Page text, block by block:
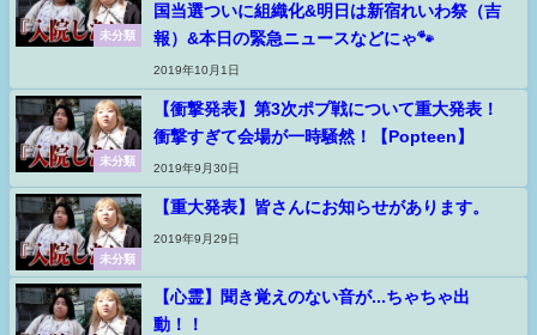
未分類
国当選ついに組織化&明日は新宿れいわ祭（吉
報）&本日の緊急ニュースなどにゃ🐾
2019年10月1日
未分類
【衝撃発表】第3次ポプ戦について重大発表！
衝撃すぎて会場が一時騒然！【Popteen】
2019年9月30日
未分類
【重大発表】皆さんにお知らせがあります。
2019年9月29日
【心霊】聞き覚えのない音が...ちゃちゃ出
動！！